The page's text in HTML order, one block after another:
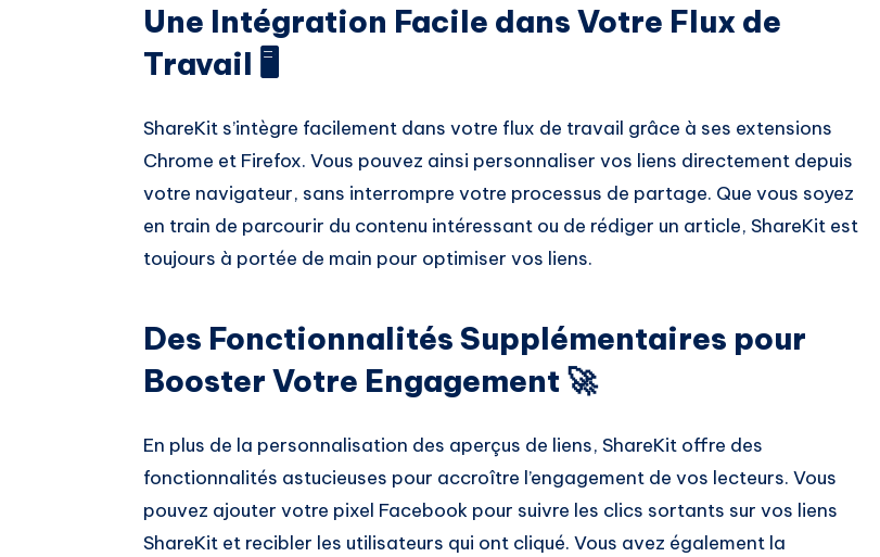
Une Intégration Facile dans Votre Flux de
Travail 🖥️
ShareKit s’intègre facilement dans votre flux de travail grâce à ses extensions
Chrome et Firefox. Vous pouvez ainsi personnaliser vos liens directement depuis
votre navigateur, sans interrompre votre processus de partage. Que vous soyez
en train de parcourir du contenu intéressant ou de rédiger un article, ShareKit est
toujours à portée de main pour optimiser vos liens.
Des Fonctionnalités Supplémentaires pour
Booster Votre Engagement 🚀
En plus de la personnalisation des aperçus de liens, ShareKit offre des
fonctionnalités astucieuses pour accroître l’engagement de vos lecteurs. Vous
pouvez ajouter votre pixel Facebook pour suivre les clics sortants sur vos liens
ShareKit et recibler les utilisateurs qui ont cliqué. Vous avez également la